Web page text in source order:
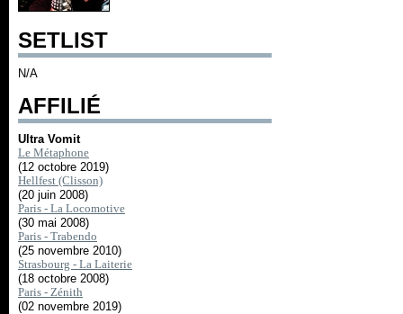
SETLIST
N/A
AFFILIÉ
Ultra Vomit
Le Métaphone
(12 octobre 2019)
Hellfest (Clisson)
(20 juin 2008)
Paris - La Locomotive
(30 mai 2008)
Paris - Trabendo
(25 novembre 2010)
Strasbourg - La Laiterie
(18 octobre 2008)
Paris - Zénith
(02 novembre 2019)